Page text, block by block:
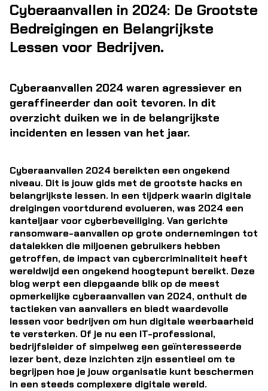
Cyberaanvallen in 2024: De Grootste
Bedreigingen en Belangrijkste
Lessen voor Bedrijven.
Cyberaanvallen 2024 waren agressiever en
geraffineerder dan ooit tevoren. In dit
overzicht duiken we in de belangrijkste
incidenten en lessen van het jaar.
Cyberaanvallen 2024 bereikten een ongekend
niveau. Dit is jouw gids met de grootste hacks en
belangrijkste lessen. In een tijdperk waarin digitale
dreigingen voortdurend evolueren, was 2024 een
kanteljaar voor cyberbeveiliging. Van gerichte
ransomware-aanvallen op grote ondernemingen tot
datalekken die miljoenen gebruikers hebben
getroffen, de impact van cybercriminaliteit heeft
wereldwijd een ongekend hoogtepunt bereikt. Deze
blog werpt een diepgaande blik op de meest
opmerkelijke cyberaanvallen van 2024, onthult de
tactieken van aanvallers en biedt waardevolle
lessen voor bedrijven om hun digitale weerbaarheid
te versterken. Of je nu een IT-professional,
bedrijfsleider of simpelweg een geïnteresseerde
lezer bent, deze inzichten zijn essentieel om te
begrijpen hoe je jouw organisatie kunt beschermen
in een steeds complexere digitale wereld.